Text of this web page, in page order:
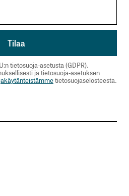
tietosuoja-asetusta (GDPR).
ja tietosuoja-asetuksen
tietosuojaselosteesta.